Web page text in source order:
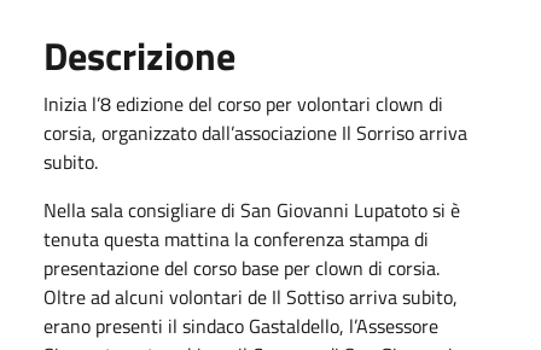
Descrizione
Inizia l’8 edizione del corso per volontari clown di
corsia, organizzato dall’associazione Il Sorriso arriva
subito.
Nella sala consigliare di San Giovanni Lupatoto si è
tenuta questa mattina la conferenza stampa di
presentazione del corso base per clown di corsia.
Oltre ad alcuni volontari de Il Sottiso arriva subito,
erano presenti il sindaco Gastaldello, l’Assessore